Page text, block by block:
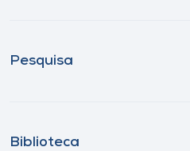
Pesquisa
Biblioteca